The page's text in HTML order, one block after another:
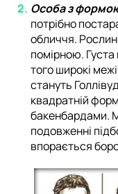
Особа з
потрібно
обличчя.
помірною. Густа
того широкі
стануть
квадратній
бакенбардами.
подовженні
впорається